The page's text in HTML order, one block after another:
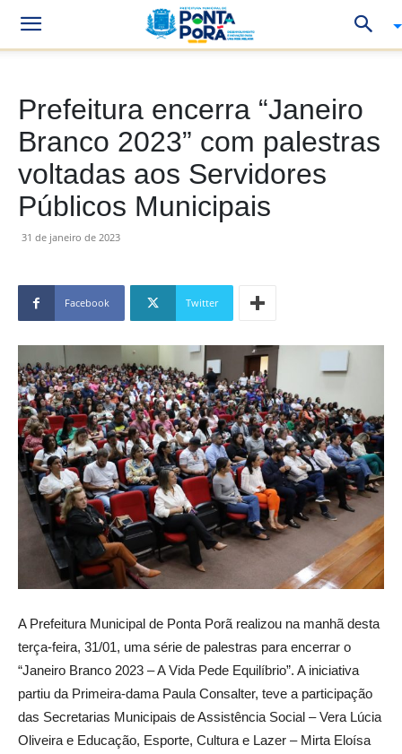
Prefeitura encerra “Janeiro
Branco 2023” com palestras
voltadas aos Servidores
Públicos Municipais
31 de janeiro de 2023
Facebook Twitter
A Prefeitura Municipal de Ponta Porã realizou na manhã desta
terça-feira, 31/01, uma série de palestras para encerrar o
“Janeiro Branco 2023 – A Vida Pede Equilíbrio”. A iniciativa
partiu da Primeira-dama Paula Consalter, teve a participação
das Secretarias Municipais de Assistência Social – Vera Lúcia
Oliveira e Educação, Esporte, Cultura e Lazer – Mirta Eloísa